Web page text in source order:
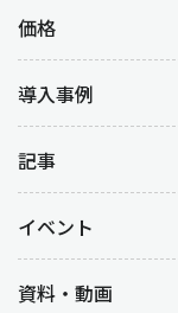
価格
導入事例
記事
イベント
資料・動画